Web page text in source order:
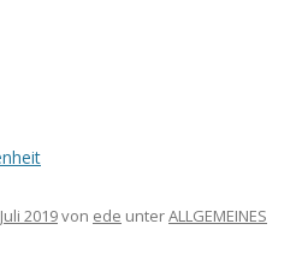
2019von ede unterALLGEMEINES